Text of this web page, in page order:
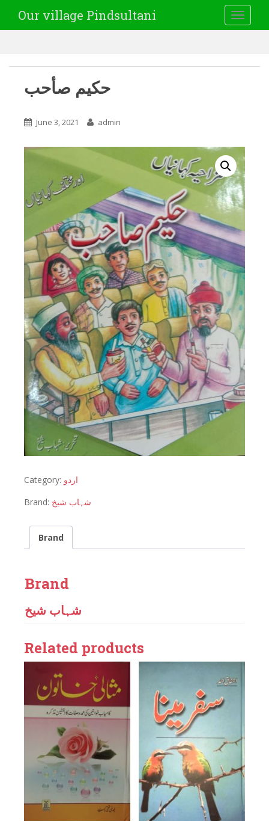
Our village Pindsultani
حکیم صأحب
June 3, 2021 admin
Category: اردو
Brand: شہاب شیخ
Brand
Brand
شہاب شیخ
Related products